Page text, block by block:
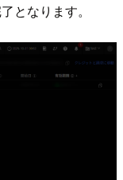
となります。